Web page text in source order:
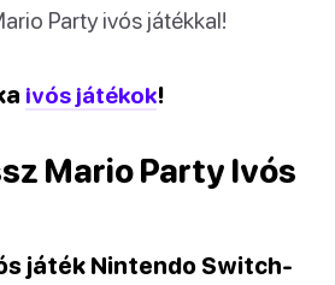
Party ivós játékkal!
ivós játékok!
Mario Party Ivós
játék Nintendo Switch-